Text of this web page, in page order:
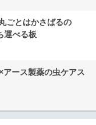
ごとはかさばるの
運べる板
ース製薬の虫ケアス